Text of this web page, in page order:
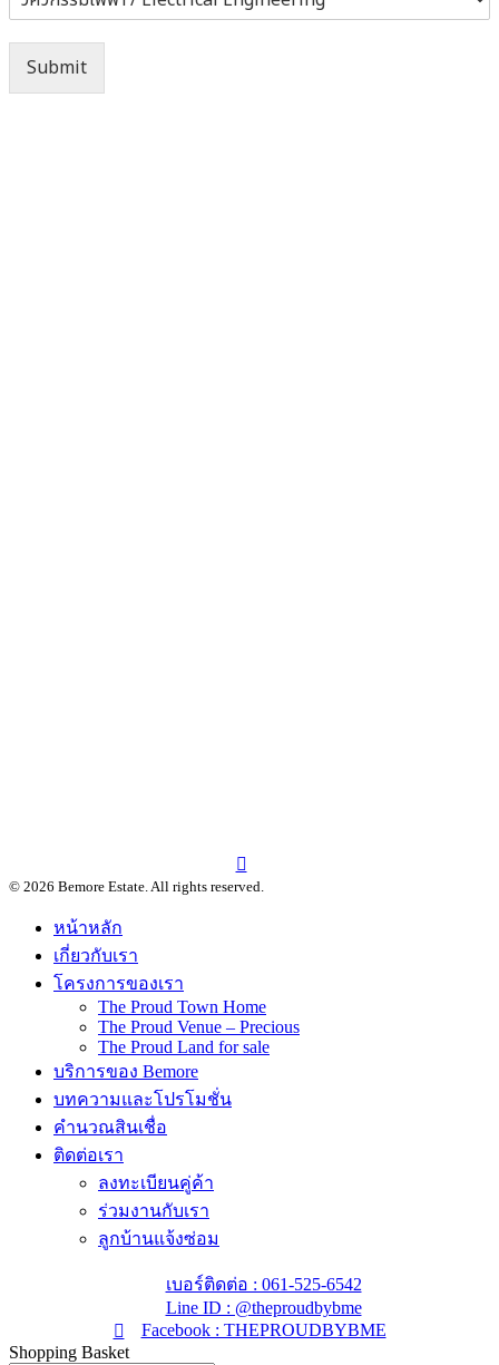
Submit
© 2026 Bemore Estate. All rights reserved.
หน้าหลัก
เกี่ยวกับเรา
โครงการของเรา
The Proud Town Home
The Proud Venue – Precious
The Proud Land for sale
บริการของ Bemore
บทความและโปรโมชั่น
คำนวณสินเชื่อ
ติดต่อเรา
ลงทะเบียนคู่ค้า
ร่วมงานกับเรา
ลูกบ้านแจ้งซ่อม
เบอร์ติดต่อ : 061-525-6542
Line ID : @theproudbybme
Facebook : THEPROUDBYBME
Shopping Basket